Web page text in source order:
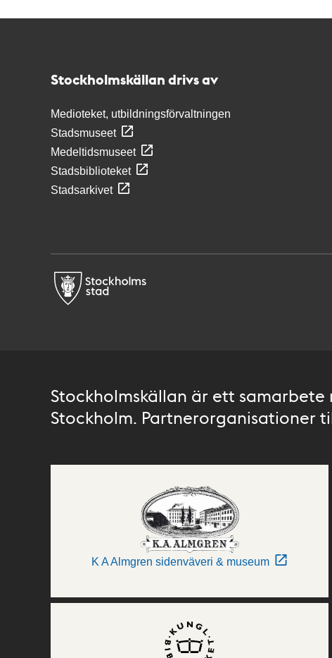
Stockholmskällan drivs av
Medioteket, utbildningsförvaltningen
Stadsmuseet
Medeltidsmuseet
Stadsbiblioteket
Stadsarkivet
Stockholmskällan är ett
Stockholm. Partnerorganisationer
K A Almgren sidenväveri & museum